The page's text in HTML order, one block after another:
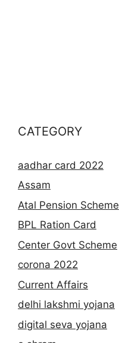
CATEGORY
aadhar card 2022
Assam
Atal Pension Scheme
BPL Ration Card
Center Govt Scheme
corona 2022
Current Affairs
delhi lakshmi yojana
digital seva yojana